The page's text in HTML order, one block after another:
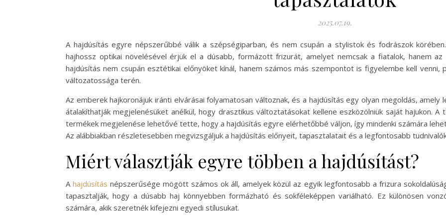
2025.07.19.
A hajdúsítás egyre népszerűbbé válik a szépségiparban, és nem csupán a stylistok és fodrászok
hajhossz optikai növelésével érjük el a dúsabb, formázott frizurát, amelyet nemcsak a fiatalok, hanem
hajdúsítás nem csupán esztétikai előnyöket kínál, hanem számos más szempontot is figyelembe kell venni,
változatossága terén.
Az emberek hajkoronájuk iránti elvárásai folyamatosan változnak, és a hajdúsítás egy olyan megoldás,
átalakíthatják megjelenésüket anélkül, hogy drasztikus változtatásokat kellene eszközölniük saját hajukon.
termékek megjelenése lehetővé tette, hogy a hajdúsítás egyre elérhetőbbé váljon, így mindenki számára
Az alábbiakban részletesebben megvizsgáljuk a hajdúsítás előnyeit, tapasztalatait és a legfontosabb
Miért választják egyre többen a hajdúsítást?
Ahajdúsításnépszerűsége mögött számos ok áll, amelyek közül az egyik legfontosabb a frizura
tapasztalják, hogy a dúsabb haj könnyebben formázható és sokféleképpen variálható. Ez különösen
számára, akik szeretnék kifejezni egyedi stílusukat.